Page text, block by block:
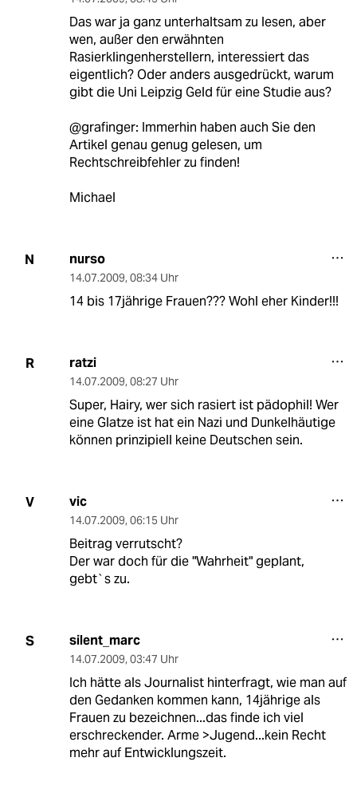
Das war ja ganz unterhaltsam zu lesen, aber
wen, außer den erwähnten
Rasierklingenherstellern, interessiert das
eigentlich? Oder anders ausgedrückt, warum
gibt die Uni Leipzig Geld für eine Studie aus?
@grafinger: Immerhin haben auch Sie den
Artikel genau genug gelesen, um
Rechtschreibfehler zu finden!
Michael
N nurso
14.07.2009, 08:34 Uhr
14 bis 17jährige Frauen??? Wohl eher Kinder!!!
R ratzi
14.07.2009, 08:27 Uhr
Super, Hairy, wer sich rasiert ist pädophil! Wer
eine Glatze ist hat ein Nazi und Dunkelhäutige
können prinzipiell keine Deutschen sein.
V vic
14.07.2009, 06:15 Uhr
Beitrag verrutscht?
Der war doch für die "Wahrheit" geplant,
gebt`s zu.
S silent_marc
14.07.2009, 03:47 Uhr
Ich hätte als Journalist hinterfragt, wie man auf
den Gedanken kommen kann, 14jährige als
Frauen zu bezeichnen...das finde ich viel
erschreckender. Arme >Jugend...kein Recht
mehr auf Entwicklungszeit.